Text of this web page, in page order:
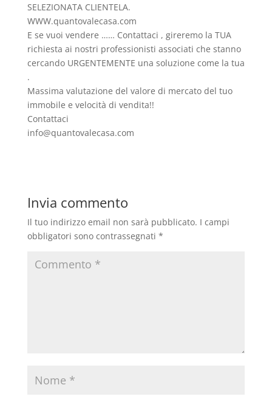
SELEZIONATA CLIENTELA.
WWW.quantovalecasa.com
E se vuoi vendere …… Contattaci , gireremo la TUA
richiesta ai nostri professionisti associati che stanno
cercando URGENTEMENTE una soluzione come la tua
.
Massima valutazione del valore di mercato del tuo
immobile e velocità di vendita!!
Contattaci
info@quantovalecasa.com
Invia commento
Il tuo indirizzo email non sarà pubblicato. I campi
obbligatori sono contrassegnati *